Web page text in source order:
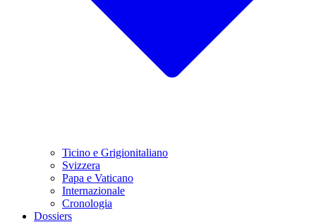
Ticino e Grigionitaliano
Svizzera
Papa e Vaticano
Internazionale
Cronologia
Dossiers